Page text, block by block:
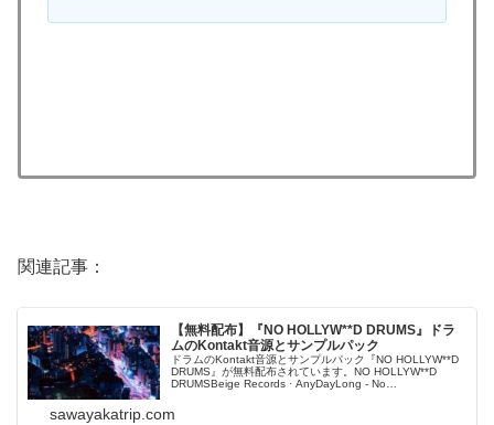
関連記事：
【無料配布】『NO HOLLYW**D DRUMS』ドラ
ムのKontakt音源とサンプルパック
ドラムのKontakt音源とサンプルパック『NO HOLLYW**D
DRUMS』が無料配布されています。NO HOLLYW**D
DRUMSBeige Records · AnyDayLong - No
sawayakatrip.com